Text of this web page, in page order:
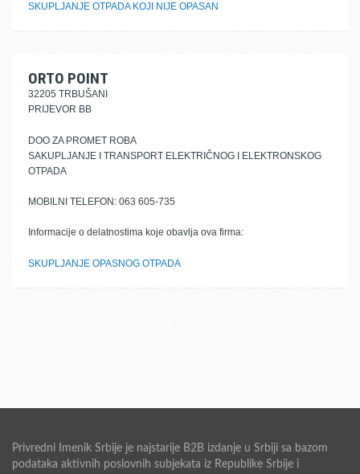
SKUPLJANJE OTPADA KOJI NIJE OPASAN
ORTO POINT
32205 TRBUŠANI
PRIJEVOR BB
DOO ZA PROMET ROBA
SAKUPLJANJE I TRANSPORT ELEKTRIČNOG I ELEKTRONSKOG
OTPADA
MOBILNI TELEFON: 063 605-735
Informacije o delatnostima koje obavlja ova firma:
SKUPLJANJE OPASNOG OTPADA
Privredni Imenik Srbije je najstarije B2B izdanje u Srbiji sa bazom
podataka aktivnih poslovnih subjekata iz Republike Srbije i